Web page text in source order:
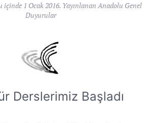
içinde 1 Ocak 2016. YayınlananAnadolu Genel
Duyurular
Derslerimiz Başladı